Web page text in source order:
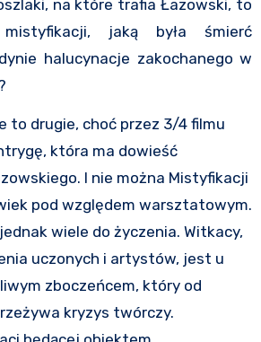
na które trafia Łazowski, to
jaką była śmierć
halucynacje zakochanego w
to drugie, choć przez 3/4 filmu
która ma dowieść
I nie można Mistyfikacji
pod względem warsztatowym.
wiele do życzenia. Witkacy,
uczonych i artystów, jest u
zboczeńcem, który od
kryzys twórczy.